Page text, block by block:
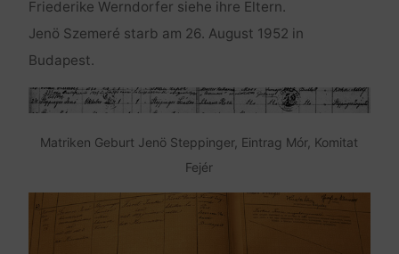
Friederike Werndorfer siehe ihre Eltern.
Jenö Szemeré starb am 26. August 1952 in
Budapest.
Matriken Geburt Jenö Steppinger, Eintrag Mór, Komitat
Fejér